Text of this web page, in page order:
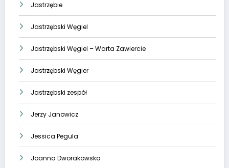
Jastrzębie
Jastrzębski Węgiel
Jastrzębski Węgiel – Warta Zawiercie
Jastrzębski Węgier
Jastrzębski zespół
Jerzy Janowicz
Jessica Pegula
Joanna Dworakowska